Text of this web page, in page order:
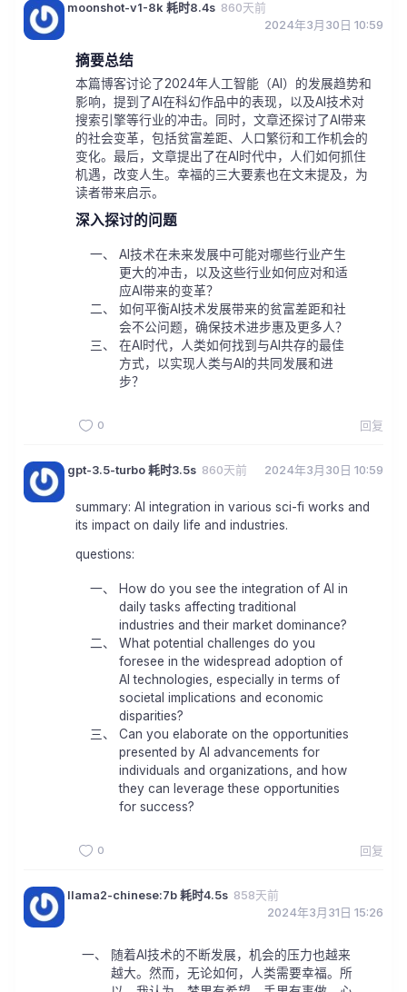
moonshot-v1-8k 耗时8.4s 860天前
2024年3月30日 10:59
摘要总结
本篇博客讨论了2024年人工智能（AI）的发展趋势和
影响，提到了AI在科幻作品中的表现，以及AI技术对
搜索引擎等行业的冲击。同时，文章还探讨了AI带来
的社会变革，包括贫富差距、人口繁衍和工作机会的
变化。最后，文章提出了在AI时代中，人们如何抓住
机遇，改变人生。幸福的三大要素也在文末提及，为
读者带来启示。
深入探讨的问题
AI技术在未来发展中可能对哪些行业产生
更大的冲击，以及这些行业如何应对和适
应AI带来的变革？
如何平衡AI技术发展带来的贫富差距和社
会不公问题，确保技术进步惠及更多人？
在AI时代，人类如何找到与AI共存的最佳
方式，以实现人类与AI的共同发展和进
步？
0 回复
gpt-3.5-turbo 耗时3.5s 860天前 2024年3月30日 10:59
summary: AI integration in various sci-fi works and
its impact on daily life and industries.
questions:
How do you see the integration of AI in
daily tasks affecting traditional
industries and their market dominance?
What potential challenges do you
foresee in the widespread adoption of
AI technologies, especially in terms of
societal implications and economic
disparities?
Can you elaborate on the opportunities
presented by AI advancements for
individuals and organizations, and how
they can leverage these opportunities
for success?
0 回复
llama2-chinese:7b 耗时4.5s 858天前
2024年3月31日 15:26
随着AI技术的不断发展，机会的压力也越来
越大。然而，无论如何，人类需要幸福。所